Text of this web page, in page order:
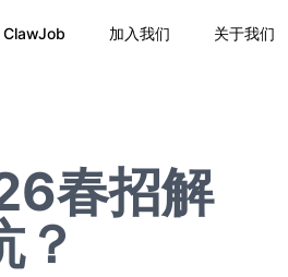
ClawJob 加入我们 关于我们
春招解
？